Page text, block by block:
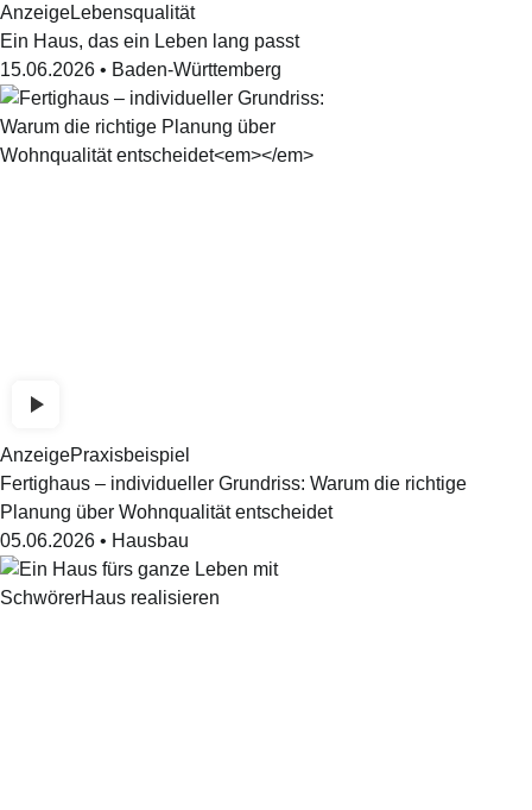
AnzeigeLebensqualität
Ein Haus, das ein Leben lang passt
15.06.2026 • Baden-Württemberg
AnzeigePraxisbeispiel
Fertighaus – individueller Grundriss: Warum die richtige
Planung über Wohnqualität entscheidet
05.06.2026 • Hausbau